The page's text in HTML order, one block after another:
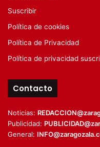
Suscribir
Política de cookies
Política de Privacidad
Política de privacidad
Contacto
Noticias:
Publicidad:
General: